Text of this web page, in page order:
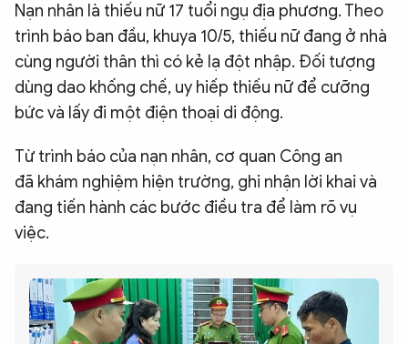
BẠN ĐỌC & CAND
ĐA PHƯƠNG TIỆN
eMagazine
Podcast
Infographic
Chuyên trangAn ninh thế giớiVăn nghệ Công an
Chuyên đề
Nạn nhân là thiếu nữ 17 tuổi ngụ địa phương. Theo
trình báo ban đầu, khuya 10/5, thiếu nữ đang ở nhà
cùng người thân thì có kẻ lạ đột nhập. Đối tượng
dùng dao khống chế, uy hiếp thiếu nữ để cưỡng
bức và lấy đi một điện thoại di động.
Từ trình báo của nạn nhân, cơ quan Công an
đã khám nghiệm hiện trường, ghi nhận lời khai và
đang tiến hành các bước điều tra để làm rõ vụ
việc.